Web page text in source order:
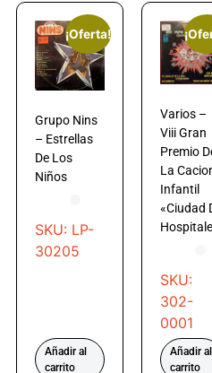
¡Oferta!
Grupo Nins
– Estrellas
De Los
Niños
SKU: LP-
30205
Añadir al
carrito
Varios –
Viii Gran
Premio
La
Infantil
«Ciudad
SKU:
302-
0001
Añadir al
carrito